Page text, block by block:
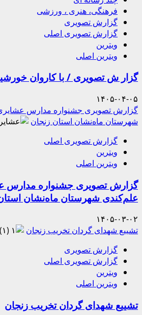
فرهنگی، هنری ، ورزشی
گزارش تصویری
گزارش تصویری اصلی
ویترین
ویترین اصلی
گزار ش تصویری / با کاروان
۱۴۰۵-۰۴-۰۵
گزارش تصویری جشنواره مدارس
شهرستان ماه‌نشان استان زنجان
گزارش تصویری اصلی
ویترین
ویترین اصلی
گزارش تصویری جشنواره مدارس
علم‌کندی شهرستان ماه‌نشان
۱۴۰۵-۰۳-۰۲
تشییع شهدای گردان تخریب زنجان
گزارش تصویری
گزارش تصویری اصلی
ویترین
ویترین اصلی
تشییع شهدای گردان تخریب زنجان